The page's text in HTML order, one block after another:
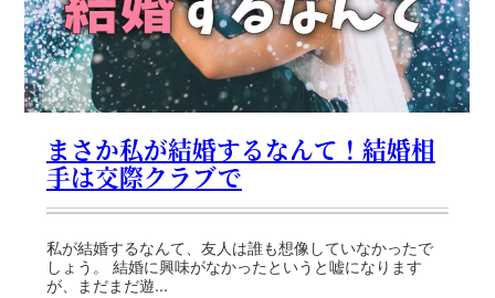
まさか私が結婚するなんて！結婚相
手は交際クラブで
私が結婚するなんて、友人は誰も想像していなかったで
しょう。 結婚に興味がなかったというと嘘になります
が、まだまだ遊...